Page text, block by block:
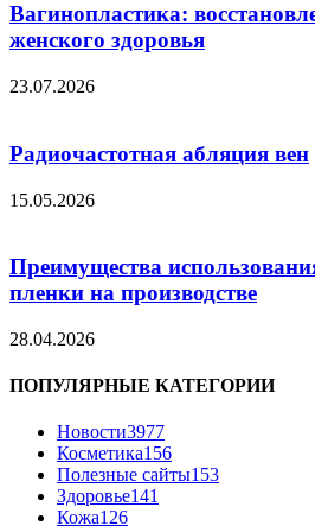
Вагинопластика:
женского здоровья
23.07.2026
Радиочастотная абляция вен
15.05.2026
Преимущества
пленки на производстве
28.04.2026
ПОПУЛЯРНЫЕ КАТЕГОРИИ
Новости3977
Косметика156
Полезные сайты153
Здоровье141
Кожа126